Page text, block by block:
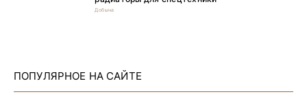
Добыча
ПОПУЛЯРНОЕ НА САЙТЕ